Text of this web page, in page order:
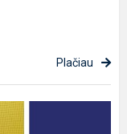
Plačiau